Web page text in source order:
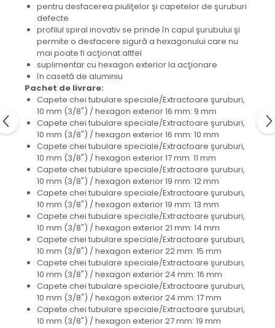
pentru desfacerea piuliţelor şi capetelor de şuruburi
defecte
profilul spiral inovativ se prinde în capul şurubului şi
permite o desfacere sigură a hexagonului care nu
mai poate fi acţionat altfel
suplimentar cu hexagon exterior la acţionare
în casetă de aluminiu
Pachet de livrare:
Capete chei tubulare speciale/Extractoare şuruburi,
10 mm (3/8") / hexagon exterior 16 mm: 9 mm
Capete chei tubulare speciale/Extractoare şuruburi,
10 mm (3/8") / hexagon exterior 16 mm: 10 mm
Capete chei tubulare speciale/Extractoare şuruburi,
10 mm (3/8") / hexagon exterior 17 mm: 11 mm
Capete chei tubulare speciale/Extractoare şuruburi,
10 mm (3/8") / hexagon exterior 19 mm: 12 mm
Capete chei tubulare speciale/Extractoare şuruburi,
10 mm (3/8") / hexagon exterior 19 mm: 13 mm
Capete chei tubulare speciale/Extractoare şuruburi,
10 mm (3/8") / hexagon exterior 21 mm: 14 mm
Capete chei tubulare speciale/Extractoare şuruburi,
10 mm (3/8") / hexagon exterior 22 mm: 15 mm
Capete chei tubulare speciale/Extractoare şuruburi,
10 mm (3/8") / hexagon exterior 24 mm: 16 mm
Capete chei tubulare speciale/Extractoare şuruburi,
10 mm (3/8") / hexagon exterior 24 mm: 17 mm
Capete chei tubulare speciale/Extractoare şuruburi,
10 mm (3/8") / hexagon exterior 27 mm: 19 mm